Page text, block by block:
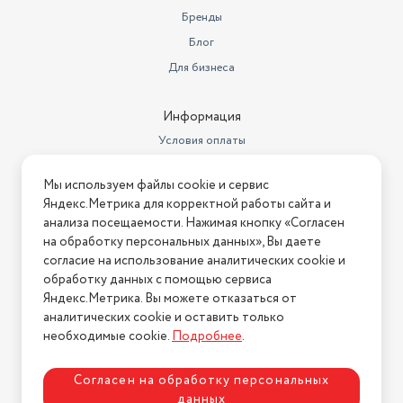
Бренды
Блог
Для бизнеса
Информация
Условия оплаты
Условия возврата
Нашли ошибку на сайте? Напишите нам
2026 © Интернет-магазин "АстМаркет". У нас есть всё!
Политика конфиденциальности
Мы используем файлы cookie и сервис
Яндекс.Метрика для корректной работы сайта и
анализа посещаемости. Нажимая кнопку «Согласен
на обработку персональных данных», Вы даете
согласие на использование аналитических cookie и
обработку данных с помощью сервиса
Яндекс.Метрика. Вы можете отказаться от
аналитических cookie и оставить только
необходимые cookie.Подробнее.
Согласен на обработку персональных
данных